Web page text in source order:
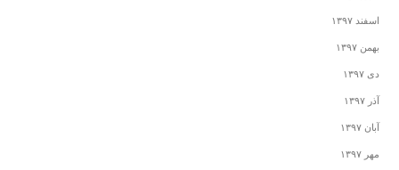
اسفند ۱۳۹۷
بهمن ۱۳۹۷
دی ۱۳۹۷
آذر ۱۳۹۷
آبان ۱۳۹۷
مهر ۱۳۹۷